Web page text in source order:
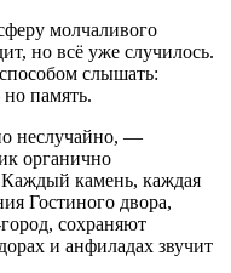
молчаливого
но всё уже случилось.
слышать:
память.
неслучайно, —
органично
камень, каждая
Гостиного двора,
сохраняют
и анфиладах звучит